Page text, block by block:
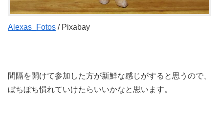
Alexas_Fotos / Pixabay
間隔を開けて参加した方が新鮮な感じがすると思うので、
ぼちぼち慣れていけたらいいかなと思います。